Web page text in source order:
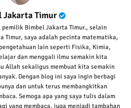
Jakarta Timur
pemilik Bimbel Jakarta Timur., selain
Timur, saya adalah pecinta matematika,
lain seperti Fisika, Kimia,
dan menggali ilmu semakin kita
Allah sekaligus membuat kita semakin
Dengan blog ini saya ingin berbagi
dan untuk terus membangkitkan
Semoga apa yang saya tulis dalam
yang membaca, juga menjadi tambahan